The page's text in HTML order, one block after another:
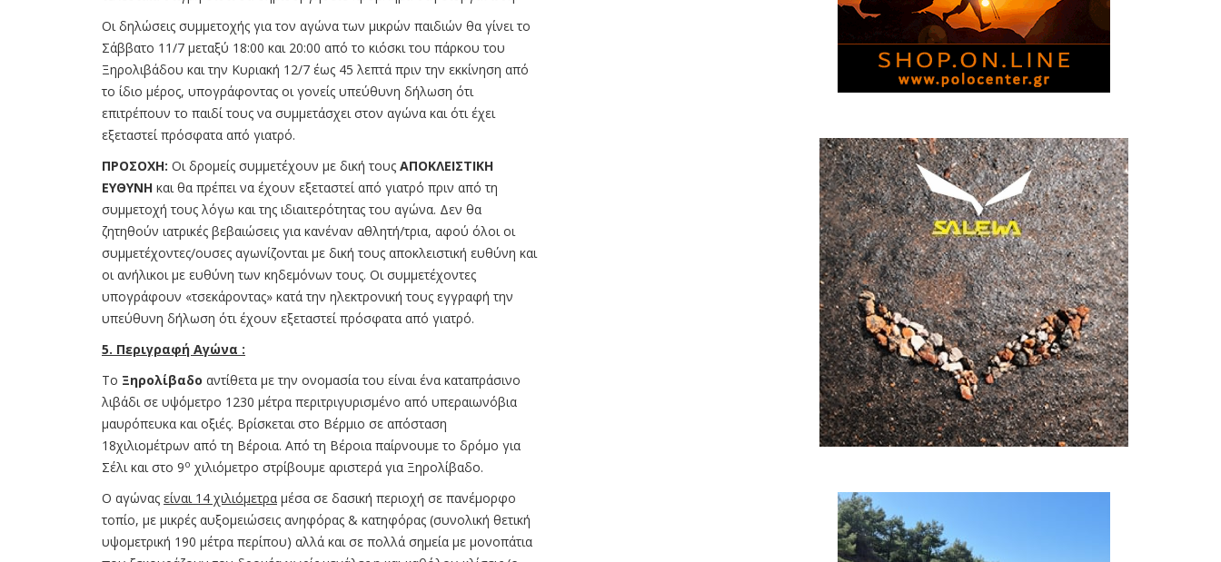
Οι δηλώσεις συμμετοχής για τον αγώνα των μικρών παιδιών θα γίνει το
Σάββατο 11/7 μεταξύ 18:00 και 20:00 από το κιόσκι του πάρκου του
Ξηρολιβάδου και την Κυριακή 12/7 έως 45 λεπτά πριν την εκκίνηση από
το ίδιο μέρος, υπογράφοντας οι γονείς υπεύθυνη δήλωση ότι
επιτρέπουν το παιδί τους να συμμετάσχει στον αγώνα και ότι έχει
εξεταστεί πρόσφατα από γιατρό.
ΠΡΟΣΟΧΗ: Οι δρομείς συμμετέχουν με δική τους ΑΠΟΚΛΕΙΣΤΙΚΗ
ΕΥΘΥΝΗ και θα πρέπει να έχουν εξεταστεί από γιατρό πριν από τη
συμμετοχή τους λόγω και της ιδιαιτερότητας του αγώνα. Δεν θα
ζητηθούν ιατρικές βεβαιώσεις για κανέναν αθλητή/τρια, αφού όλοι οι
συμμετέχοντες/ουσες αγωνίζονται με δική τους αποκλειστική ευθύνη και
οι ανήλικοι με ευθύνη των κηδεμόνων τους. Οι συμμετέχοντες
υπογράφουν «τσεκάροντας» κατά την ηλεκτρονική τους εγγραφή την
υπεύθυνη δήλωση ότι έχουν εξεταστεί πρόσφατα από γιατρό.
5. Περιγραφή Αγώνα :
Το Ξηρολίβαδο αντίθετα με την ονομασία του είναι ένα καταπράσινο
λιβάδι σε υψόμετρο 1230 μέτρα περιτριγυρισμένο από υπεραιωνόβια
μαυρόπευκα και οξιές. Βρίσκεται στο Βέρμιο σε απόσταση
18χιλιομέτρων από τη Βέροια. Από τη Βέροια παίρνουμε το δρόμο για
Σέλι και στο 9ο χιλιόμετρο στρίβουμε αριστερά για Ξηρολίβαδο.
Ο αγώνας είναι 14 χιλιόμετρα μέσα σε δασική περιοχή σε πανέμορφο
τοπίο, με μικρές αυξομειώσεις ανηφόρας & κατηφόρας (συνολική θετική
υψομετρική 190 μέτρα περίπου) αλλά και σε πολλά σημεία με μονοπάτια